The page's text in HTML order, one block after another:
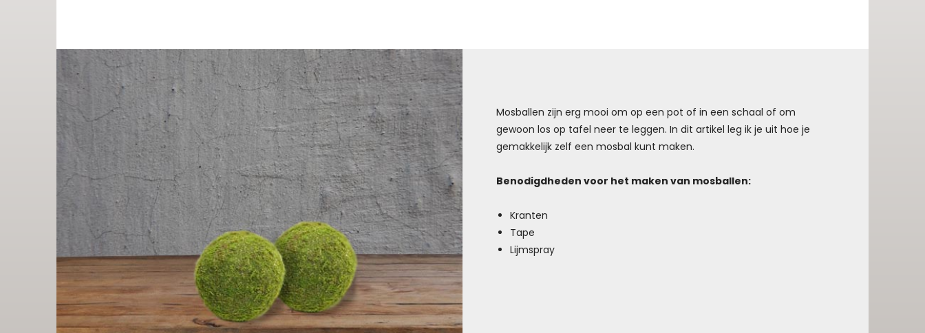
Mosballen zijn erg mooi om op een pot of in een schaal of om
gewoon los op tafel neer te leggen. In dit artikel leg ik je uit hoe je
gemakkelijk zelf een mosbal kunt maken.
Benodigdheden voor het maken van mosballen:
Kranten
Tape
Lijmspray